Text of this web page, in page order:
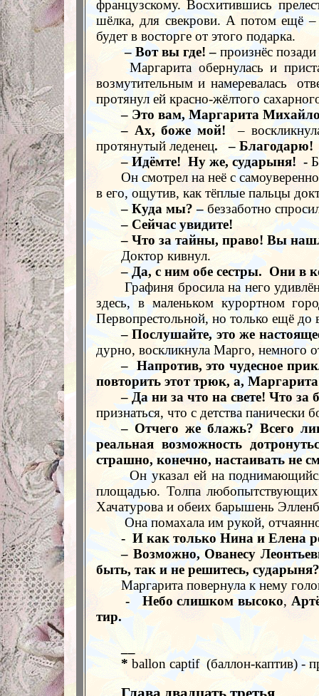
французскому. Восхитившись
шёлка, для свекрови. А потом ещё –
будет в восторге от этого подарка.
– Вот вы где! – произнёс
Маргарита обернулась и
возмутительным и намеревалась
протянул ей красно-жёлтого
– Это вам, Маргарита
– Ах, боже мой!
–
протянутый леденец.
– Благодарю!
– Идёмте! Ну же, сударыня! -
Он смотрел на неё с
в его, ощутив, как тёплые пальцы
– Куда мы? –беззаботно
– Сейчас увидите!
– Что за тайны, право! Вы
Доктор кивнул.
– Да, с ним обе сестры. Они в
Графиня бросила на него
здесь, в маленьком курортном
Первопрестольной, но только ещё до
– Послушайте, это же
дурно, воскликнула Марго, немного
– Напротив, это чудесное
повторить этот трюк, а,
– Да ни за что на свете! Что за
признаться, что с детства
– Отчего же блажь? Всего
реальная возможность
страшно, конечно, настаивать не
Он указал ей на
площадью. Толпа любопытствующих
Хачатурова и обеих барышень
Она помахала им рукой,
- И как только Нина и Елена
– Возможно, Ованесу
быть, так и не решитесь, сударыня?
Маргарита повернула к нему
- Небо слишком высоко,
тир.
* ballon captif (баллон-каптив) -